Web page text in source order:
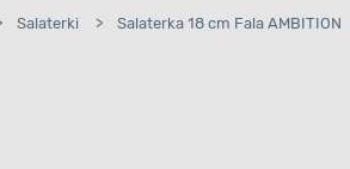
Salaterki > Salaterka 18 cm Fala AMBITION